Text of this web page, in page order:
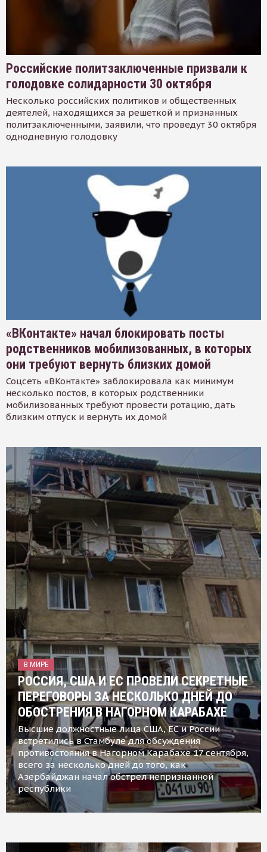
Российские политзаключенные призвали к
голодовке солидарности 30 октября
Несколько российских политиков и общественных
деятелей, находящихся за решеткой и признанных
политзаключенными, заявили, что проведут 30 октября
однодневную голодовку
«ВКонтакте» начал блокировать посты
родственников мобилизованных, в которых
они требуют вернуть близких домой
Соцсеть «ВКонтакте» заблокировала как минимум
несколько постов, в которых родственники
мобилизованных требуют провести ротацию, дать
близким отпуск и вернуть их домой
В МИРЕ
РОССИЯ, США И ЕС ПРОВЕЛИ СЕКРЕТНЫЕ
ПЕРЕГОВОРЫ ЗА НЕСКОЛЬКО ДНЕЙ ДО
ОБОСТРЕНИЯ В НАГОРНОМ КАРАБАХЕ
Высшие должностные лица США, ЕС и России
встретились в Стамбуле для обсуждения
противостояния в Нагорном Карабахе 17 сентября,
всего за несколько дней до того, как
Азербайджан начал обстрел непризнанной
республики